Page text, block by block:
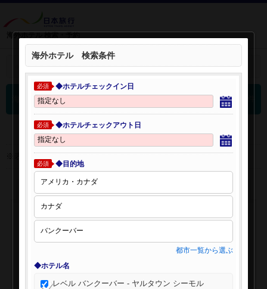
海外ホテル 検索・予約
検索条件を開く：
海外ホテル 検索結果
※表示金額はオンライン予約時の金額です。
海外ホテル 検索条件
必須 ◆ホテルチェックイン日
必須 ◆ホテルチェックアウト日
必須 ◆目的地
都市一覧から選ぶ
◆ホテル名
レベル バンクーバー - ヤルタウン シーモル